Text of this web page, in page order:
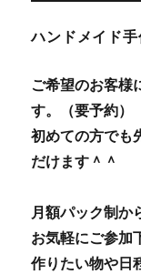
ハンドメイド
ご希望のお客様
す。（要予約）
初めての方でも
だけます＾＾
月額パック制か
お気軽にご参加
作りたい物や日